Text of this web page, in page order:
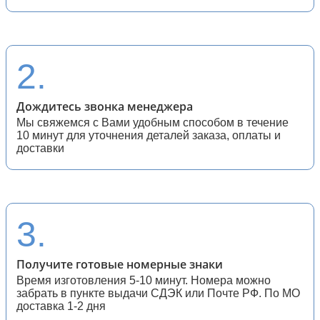
27 (спортивные квадратные)
2.
Дождитесь звонка менеджера
Мы свяжемся с Вами удобным способом в течение
10 минут для уточнения деталей заказа, оплаты и
доставки
3.
Получите готовые номерные знаки
Время изготовления 5-10 минут. Номера можно
забрать в пункте выдачи СДЭК или Почте РФ. По МО
доставка 1-2 дня